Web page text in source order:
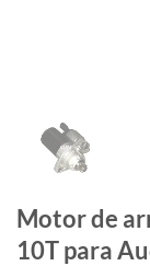
Motor de
10T para